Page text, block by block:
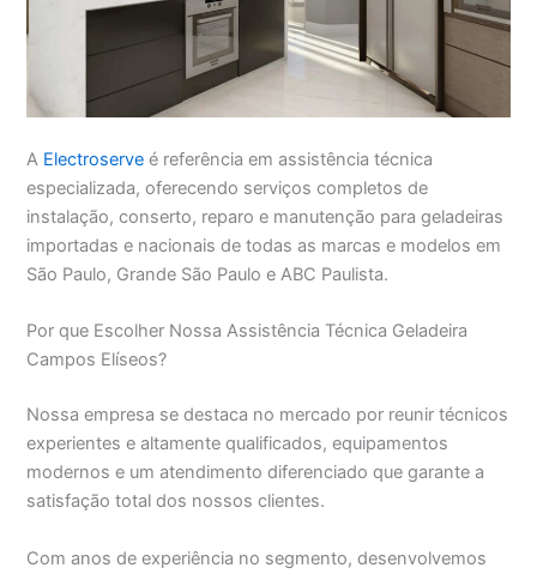
A Electroserve é referência em assistência técnica
especializada, oferecendo serviços completos de
instalação, conserto, reparo e manutenção para geladeiras
importadas e nacionais de todas as marcas e modelos em
São Paulo, Grande São Paulo e ABC Paulista.
Por que Escolher Nossa Assistência Técnica Geladeira
Campos Elíseos?
Nossa empresa se destaca no mercado por reunir técnicos
experientes e altamente qualificados, equipamentos
modernos e um atendimento diferenciado que garante a
satisfação total dos nossos clientes.
Com anos de experiência no segmento, desenvolvemos